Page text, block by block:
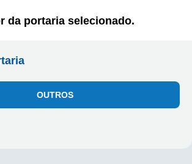
da portaria selecionado.
OUTROS